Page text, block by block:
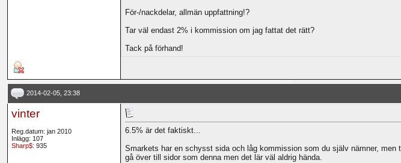
För-/nackdelar, allmän uppfattning!?
Tar väl endast 2% i kommission om jag fattat det rätt?
Tack på förhand!
2014-02-05, 23:38
vinter
Reg.datum: jan 2010
Inlägg: 107
Sharp$: 935
6.5% är det faktiskt...
Smarkets har en schysst sida och låg kommission som du själv nämner,
gå över till sidor som denna men det lär väl aldrig hända.